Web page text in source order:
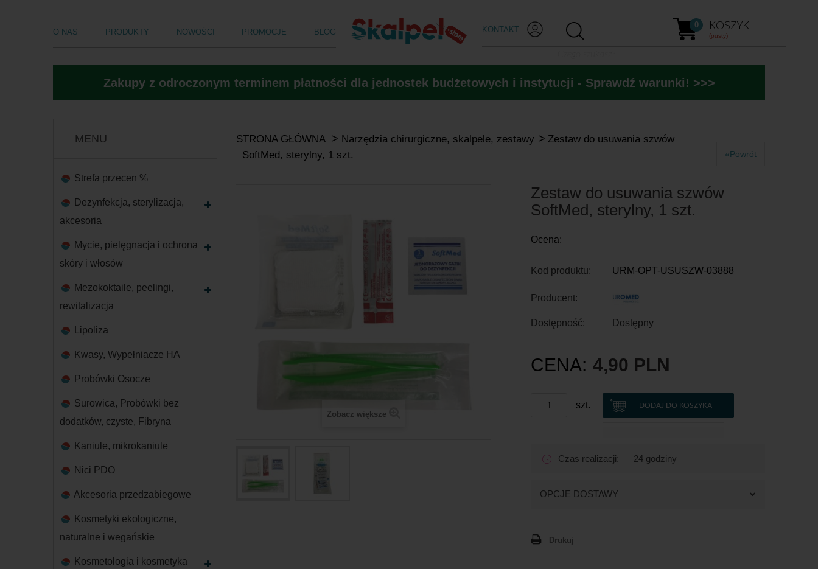
O NAS PRODUKTY NOWOŚCI PROMOCJE BLOG KONTAKT KOSZYK
0
(pusty)
Zakupy z odroczonym terminem płatności dla jednostek budżetowych i instytucji - Sprawdź warunki! >>>
MENU
Strefa przecen %
Dezynfekcja, sterylizacja,
akcesoria
Mycie, pielęgnacja i ochrona
skóry i włosów
Mezokoktaile, peelingi,
rewitalizacja
Lipoliza
Kwasy, Wypełniacze HA
Probówki Osocze
Surowica, Probówki bez
dodatków, czyste, Fibryna
Kaniule, mikrokaniule
Nici PDO
Akcesoria przedzabiegowe
Kosmetyki ekologiczne,
naturalne i wegańskie
Kosmetologia i kosmetyka
STRONA GŁÓWNA > Narzędzia chirurgiczne, skalpele, zestawy > Zestaw do usuwania szwów
SoftMed, sterylny, 1 szt.
«Powrót
Zobacz większe
Zestaw do usuwania szwów
SoftMed, sterylny, 1 szt.
Ocena:
Kod produktu: URM-OPT-USUSZW-03888
Producent:
Dostępność: Dostępny
CENA: 4,90 PLN
szt. DODAJ DO KOSZYKA
Czas realizacji: 24 godziny
OPCJE DOSTAWY
Drukuj